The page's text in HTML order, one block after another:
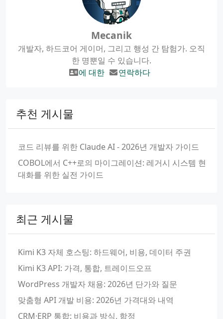
Mecanik
개발자, 하드코어 게이머, 그리고 행성 간 탐험가. 오직
한 명뿐일 수 있습니다.
에 대한
연락하다
추천 게시물
코드 리뷰를 위한 Claude AI - 2026년 개발자 가이드
COBOL에서 C++로의 마이그레이션: 레거시 시스템 현
대화를 위한 실전 가이드
최근 게시물
Kimi K3 자체 호스팅: 하드웨어, 비용, 데이터 주권
Kimi K3 API: 가격, 통합, 트레이드오프
WordPress 개발자 채용: 2026년 단가와 질문
맞춤형 API 개발 비용: 2026년 가격대와 내역
CRM·ERP 통합: 비용과 방식, 함정